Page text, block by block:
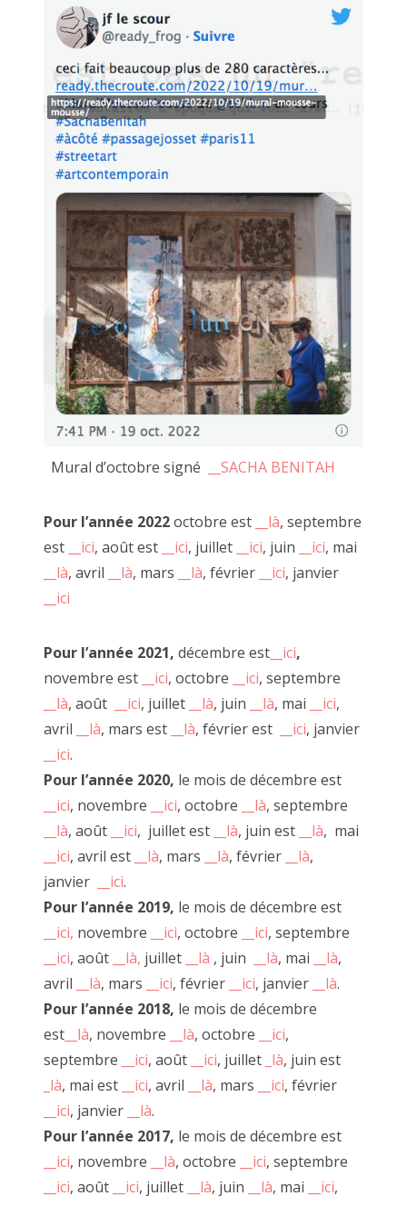
Mural d’octobre signé __SACHA BENITAH
Pour l’année 2022octobre est __là, septembre
est
__ici, août est __ici, juillet __ici, juin __ici, mai
__là, avril __là, mars __là, février __ici, janvier
__ici
Pour l’année 2021, décembre est __ici,
novembre est
__ici, octobre __ici, septembre
__là, août __ici, juillet __là, juin __là, mai __ici,
avril
__là, mars est __là, février est __ici, janvier
__ici.
Pour l’année 2020, le mois de décembre est
__ici, novembre __ici, octobre __là, septembre
__là, août __ici, juillet est __là, juin est __là, mai
__ici, avril est __là, mars __là, février __là,
janvier
__ici.
Pour l’année 2019, le mois de décembre est
__ici, novembre __ici, octobre __ici, septembre
__ici, août __là, juillet __là , juin __là, mai __là,
avril
__là, mars __ici, février __ici, janvier __là.
Pour l’année 2018, le mois de décembre
est __là, novembre __là, octobre __ici,
septembre
__ici, août __ici, juillet _là, juin est
_là, mai est __ici, avril __là, mars __ici, février
__ici, janvier __là.
Pour l’année 2017, le mois de décembre est
__ici, novembre __là, octobre __ici, septembre
__ici, août __ici, juillet __là, juin __là, mai __ici,
De nombreuses expériences se sont succédées grâce au
terreau fertile et aux outils mis à disposition par JF à côte.
Toutes ces "faires" et clowneries n'auraient été possible sans
cela et je ne sais pas quel chemin j'aurais emprunté si la
flamme de la création n'avait pas été ravivée par ce lieu et
tous ces gens.
Ces OU PAS, ces FAIRE DEHORS et dedans, ces jourdautrer.
JF merci, merci, merci.
C'est en ce sens que nous pouvons dire que le travail mené
par JF le Scour transforme son appartement et la rue à côté
en un bien d'utilité publique, social et créatif.
En soit, une fabrique à faiseurs.
Une question se pose et continue de me tarauder l'esprit :
Que serait le passage Josset sans à côté ?
Que serait à côté sans JF Le Scour ?
Que serions nous sans vous curieux regardeurs ?
Qui êtes vous sans le je(u) de la création ?
2/ Penser à côté dans tous les sens du terme (conformisme,
géographiquement, socialement)
3/ Faire dans le jeu
4/ Ne pas craindre le OU PAS et l'accepter
6/ Échanger avec l'Autre
7/ L'alcool et les drogues sont interdites sur place
8/ Occuper la rue
9/ Se remettre en question
__Sacha Benitah, le 23 août 2022